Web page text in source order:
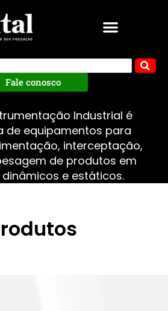
Fale conosco
Industrial é
de equipamentos para
interceptação,
de produtos em
e estáticos.